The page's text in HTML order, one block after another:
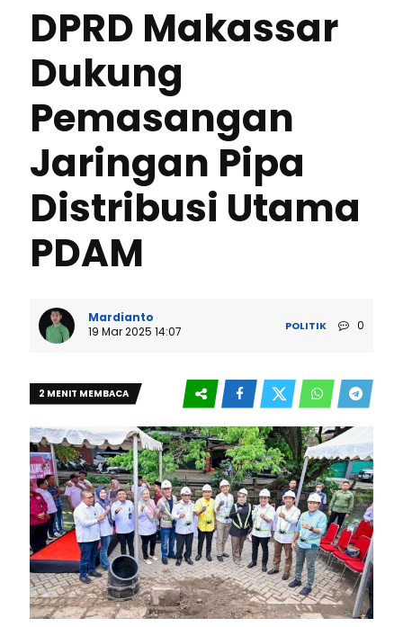
DPRD Makassar
Dukung
Pemasangan
Jaringan Pipa
Distribusi Utama
PDAM
Mardianto
19 Mar 2025 14:07
POLITIK 0
2 MENIT MEMBACA